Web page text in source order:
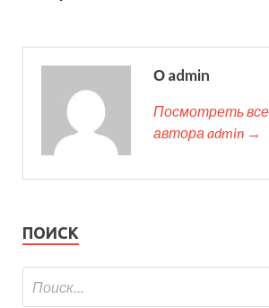
О admin
Посмотреть все
автора admin →
ПОИСК